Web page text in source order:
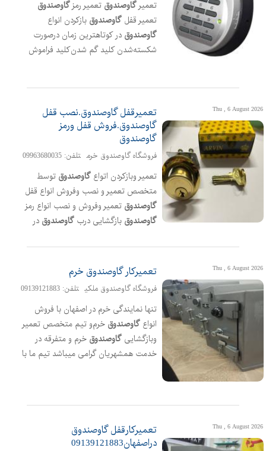
گاوصندوقخود را به تیم متخصص ما
بسپرید آدرس فروشگاه؛خیابان فلا
طوری،خیابان ال یاسین،چهارراه ال بویه
تعمیرگاوصندوق تعمیر رمزگاوصندوق
تعمیر قفلگاوصندوق بازکردن انواع
گاوصندوق در کوتاهترین زمان درصورت
شکسته‌شدن کلید گم شدن‌کلید فراموش
کمترین زمان برا ی ارائه بهترین خدمات
بفرستیم آدرس فروشگاه؛خیابان آل
یاسین،چهارراه ال بویه
Thu , 6 August 2026
تعمیرقفل گاوصندوق.نصب قفل
گاوصندوق.فروش قفل ورمز
گاوصندوق
فروشگاه گاوصندوق خرم تلفن: 09963680035
تعمیر وبازکردن اتواعگاوصندوق توسط
متخصص تعمیر و نصب وفروش انواع قفل
گاوصندوق تعمیر وفروش و نصب انواع رمز
گاوصندوق بازگشایی دربگاوصندوق در
فروشگاه گاوصندوق
؛خیابان فلاطوری نبش
چهارراه آل یاسین
Thu , 6 August 2026 تعمیرکار گاوصندوق خرم
فروشگاه گاوصندوق ملکی تلفن: 09139121883
تنها نمایندگی خرم در اصفهان با فروش
انواعگاوصندوق خرم‌و تیم متخصص تعمیر
وبازگشاییگاوصندوق خرم و متفرقه در
خدمت همشهریان گرامی میباشد تیم ما با
Thu , 6 August 2026
تعمیرکارقفل گاوصندوق
دراصفهان09139121883